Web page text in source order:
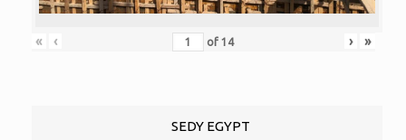
« ‹ of 14 › »
SEDY EGYPT